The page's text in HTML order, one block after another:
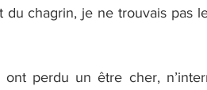
du chagrin, je ne trouvais pas
perdu un être cher,